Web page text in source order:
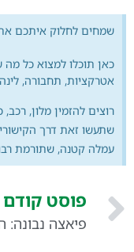
שמחים לחלוק איתכם
כאן תוכלו למצוא כל מה
אטרקציות, תחבורה,
רוצים להזמין מלון,
שתעשו זאת דרך
עמלה קטנה, שתורמת
פוסט קודם